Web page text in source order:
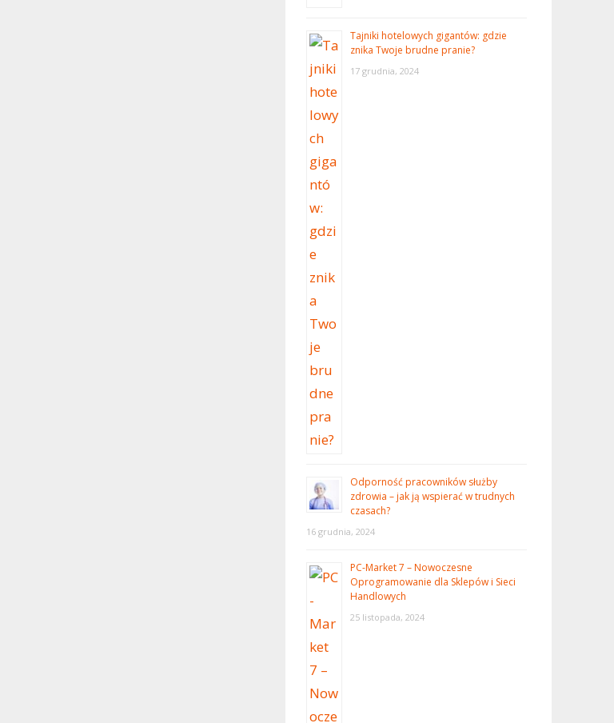
Tajniki hotelowych gigantów: gdzie
znika Twoje brudne pranie?
17 grudnia, 2024
Odporność pracowników służby
zdrowia – jak ją wspierać w trudnych
czasach?
16 grudnia, 2024
PC-Market 7 – Nowoczesne
Oprogramowanie dla Sklepów i Sieci
Handlowych
25 listopada, 2024